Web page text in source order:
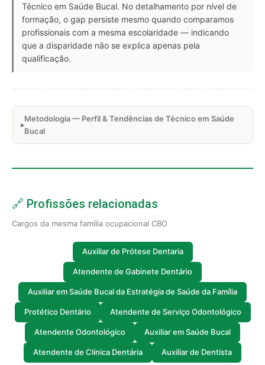
Técnico em Saúde Bucal. No detalhamento por nível de
formação, o gap persiste mesmo quando comparamos
profissionais com a mesma escolaridade — indicando
que a disparidade não se explica apenas pela
qualificação.
Metodologia — Perfil & Tendências de Técnico em Saúde
Bucal
🔗 Profissões relacionadas
Cargos da mesma família ocupacional CBO
Auxiliar de Prótese Dentaria
Atendente de Gabinete Dentário
Auxiliar em Saúde Bucal da Estratégia de Saúde da Família
Protético Dentário Atendente de Serviço Odontológico
Atendente Odontológico Auxiliar em Saúde Bucal
Atendente de Clínica Dentária Auxiliar de Dentista